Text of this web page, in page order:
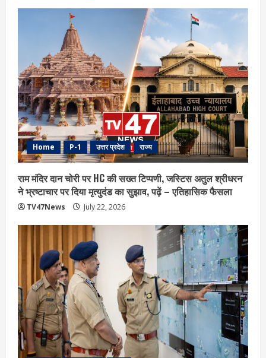
Home P-1 उत्तर प्रदेश राज्य
राम मंदिर दान चोरी पर HC की सख्त टिप्पणी, जस्टिस अतुल श्रीधरन
ने भ्रष्टाचार पर द‍िया मृत्युदंड का सुझाव, पढ़ें – एत‍िहास‍िक फैसला
TV47News July 22, 2026